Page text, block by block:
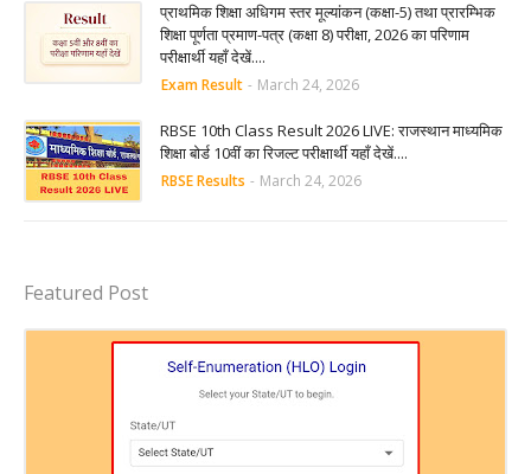
प्राथमिक शिक्षा अधिगम स्तर मूल्यांकन (कक्षा-5) तथा प्रारम्भिक
शिक्षा पूर्णता प्रमाण-पत्र (कक्षा 8) परीक्षा, 2026 का परिणाम
परीक्षार्थी यहाँ देखें....
Exam Result - March 24, 2026
RBSE 10th Class Result 2026 LIVE: राजस्थान माध्यमिक
शिक्षा बोर्ड 10वीं का रिजल्ट परीक्षार्थी यहाँ देखें....
RBSE Results - March 24, 2026
Featured Post